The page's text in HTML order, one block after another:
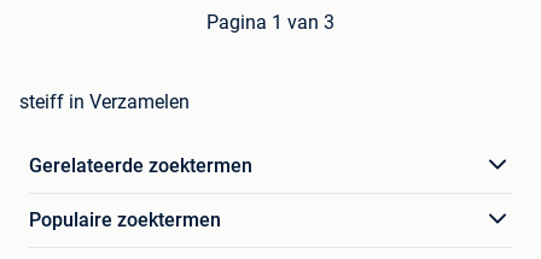
Pagina 1 van 3
steiff in Verzamelen
Gerelateerde zoektermen
Populaire zoektermen